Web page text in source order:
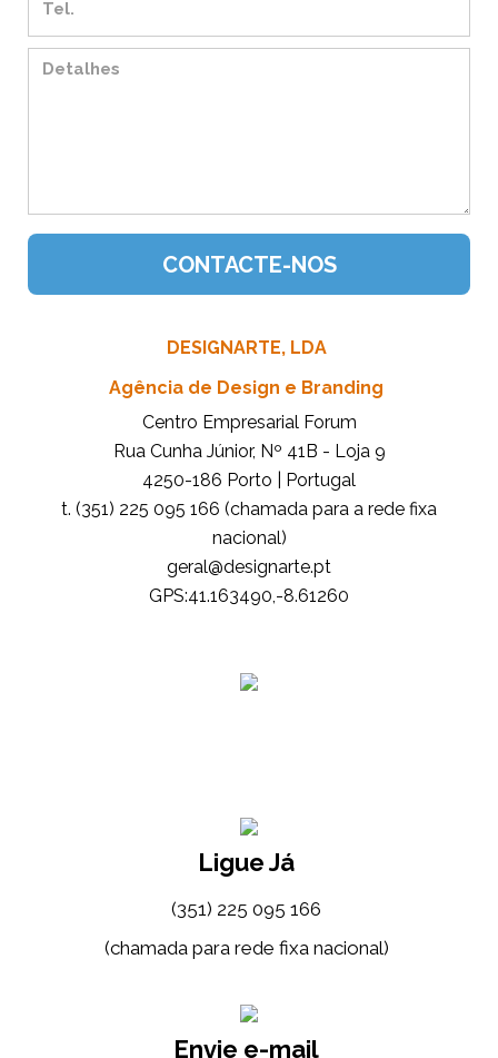
DESIGNARTE, LDA
Agência de Design e Branding
Centro Empresarial Forum
Rua Cunha Júnior, Nº 41B - Loja 9
4250-186 Porto | Portugal
t. (351) 225 095 166 (chamada para a rede fixa
nacional)
tp.etrangised@lareg
GPS:41.163490,-8.61260
Ligue Já
(351) 225 095 166
(chamada para rede fixa nacional)
Envie e-mail